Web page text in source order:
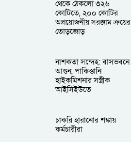
থেকে ঠেকলো ৩২৬
কোটিতে, ২০০ কোটির
অপ্রয়োজনীয় সরঞ্জাম ক্রয়ের
তোড়জোড়
নাশকতা সন্দেহ: বাসভবনে
আগুন, পাকিস্তানি
হাইকমিশনার সস্ত্রীক
আইসিইউতে
চাকরি হারানোর শঙ্কায়
কর্মচারীরা